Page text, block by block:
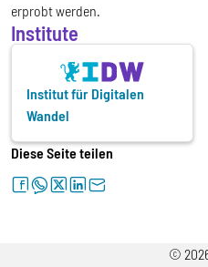
erprobt werden.
Institute
Institut für Digitalen
Wandel
Diese Seite teilen
facebookwhatsapptwitterlinkedinletter
©